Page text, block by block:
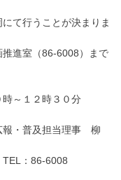
て行うことが決まりま
進室（86-6008）まで
時～１２時３０分
報・普及担当理事 柳
：86-6008